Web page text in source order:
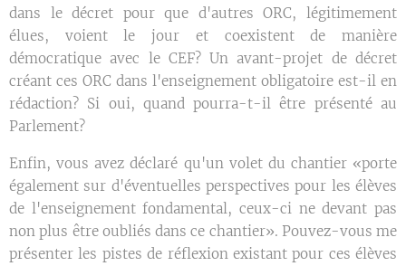
dans le décret pour que d'autres ORC, légitimement
élues, voient le jour et coexistent de manière
démocratique avec le CEF? Un avant-projet de décret
créant ces ORC dans l'enseignement obligatoire est-il en
rédaction? Si oui, quand pourra-t-il être présenté au
Parlement?
Enfin, vous avez déclaré qu'un volet du chantier «porte
également sur d'éventuelles perspectives pour les élèves
de l'enseignement fondamental, ceux-ci ne devant pas
non plus être oubliés dans ce chantier». Pouvez-vous me
présenter les pistes de réflexion existant pour ces élèves